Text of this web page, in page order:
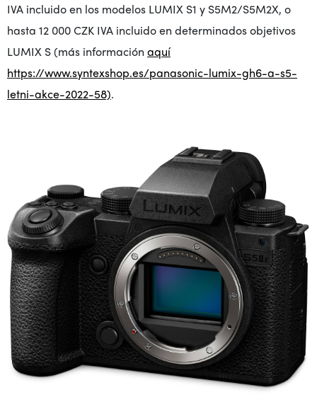
IVA incluido en los modelos LUMIX S1 y S5M2/S5M2X, o
hasta 12 000 CZK IVA incluido en determinados objetivos
LUMIX S (más información aquí
https://www.syntexshop.es/panasonic-lumix-gh6-a-s5-
letni-akce-2022-58).